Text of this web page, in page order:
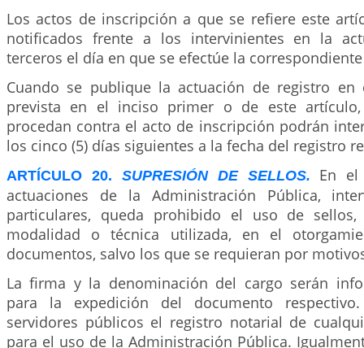
Los actos de inscripción a que se refiere este
notificados frente a los intervinientes en la
terceros el día en que se efectúe la
Cuando se publique la actuación de registro
prevista en el inciso primer o de este
procedan contra el acto de inscripción podrán
los cinco (5) días siguientes a la fecha del registro
ARTÍCULO 20. SUPRESIÓN DE SELLOS.
En
actuaciones de la Administración Pública,
particulares, queda prohibido el uso de
modalidad o técnica utilizada, en el
documentos, salvo los que se requieran por
La firma y la denominación del cargo serán
para la expedición del documento
servidores públicos el registro notarial de
para el uso de la Administración Pública.